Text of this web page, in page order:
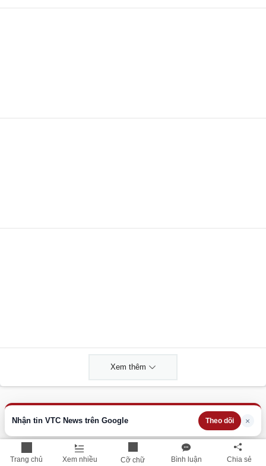
Trang chủ Xem nhiều Cỡ chữ Bình luận Chia sẻ
Nhận tin VTC News trên Google Theo dõi ×
Xem thêm
Cập nhật nhanh các thông tin được quan tâm mỗi ngày
Lịch âm hôm nay